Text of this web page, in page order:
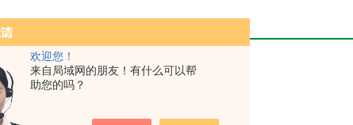
欢迎您！
来自局域网的朋友！有什么可以帮
助您的吗？
桑根醇L
愈创木素 Guaiacin